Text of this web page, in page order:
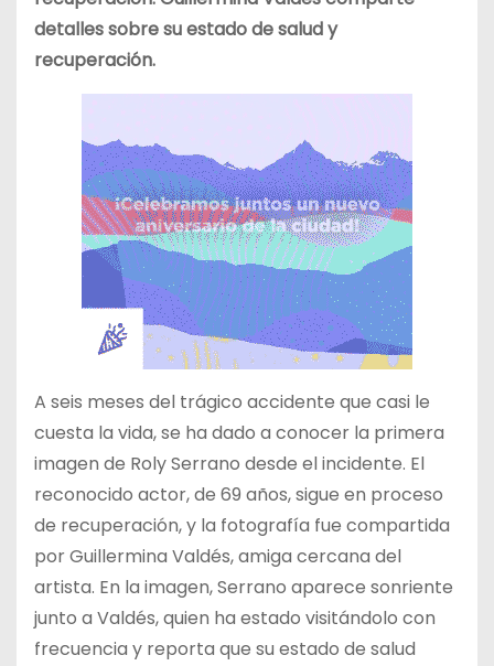
detalles sobre su estado de salud y
recuperación.
A seis meses del trágico accidente que casi le
cuesta la vida, se ha dado a conocer la primera
imagen de Roly Serrano desde el incidente. El
reconocido actor, de 69 años, sigue en proceso
de recuperación, y la fotografía fue compartida
por Guillermina Valdés, amiga cercana del
artista. En la imagen, Serrano aparece sonriente
junto a Valdés, quien ha estado visitándolo con
frecuencia y reporta que su estado de salud